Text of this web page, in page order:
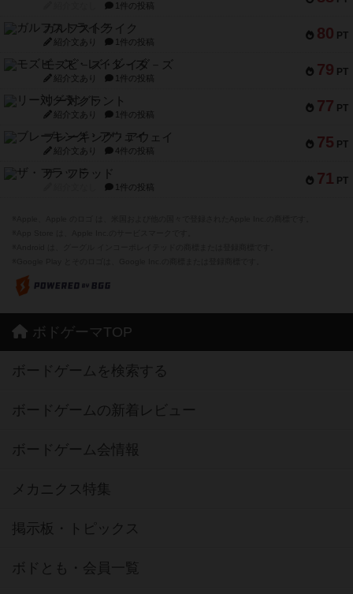
1件の投稿
80 PT
ガルフストライク
紹介文あり 1件の投稿
79 PT
モズビ－ズ・レイダ－ズ
紹介文あり 1件の投稿
77 PT
リー対グラント
紹介文あり 1件の投稿
75 PT
ブレーキング・アウェイ
紹介文あり 4件の投稿
71 PT
ザ・フラッド
1件の投稿
ボドゲーマTOP
ボードゲームを検索する
ボードゲームの新着レビュー
ボードゲーム会情報
メカニクス特集
掲示板・トピックス
ボドとも・会員一覧